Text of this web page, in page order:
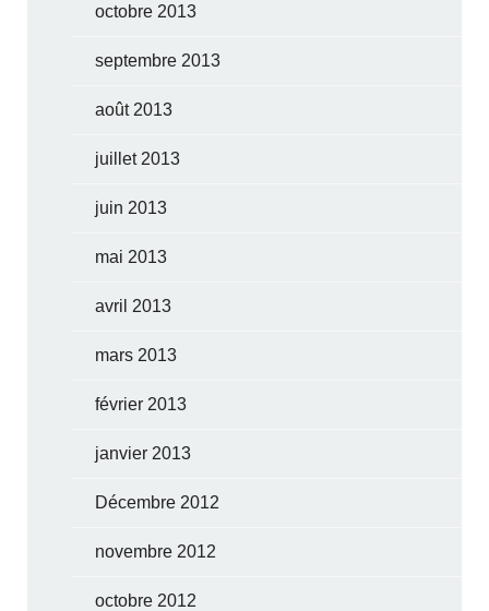
octobre 2013
septembre 2013
août 2013
juillet 2013
juin 2013
mai 2013
avril 2013
mars 2013
février 2013
janvier 2013
Décembre 2012
novembre 2012
octobre 2012